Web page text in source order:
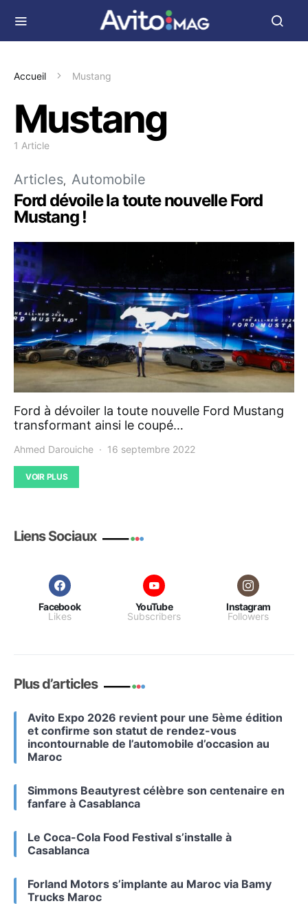
Accueil Mustang
Mustang
1 Article
Articles Automobile
Ford dévoile la toute nouvelle Ford
Mustang !
Ford à dévoiler la toute nouvelle Ford Mustang
transformant ainsi le coupé…
Ahmed Darouiche 16 septembre 2022
VOIR PLUS
Liens Sociaux
Facebook
Likes
YouTube
Subscribers
Instagram
Followers
Plus d’articles
Avito Expo 2026 revient pour une 5ème édition
et confirme son statut de rendez-vous
incontournable de l’automobile d’occasion au
Maroc
Simmons Beautyrest célèbre son centenaire en
fanfare à Casablanca
Le Coca-Cola Food Festival s’installe à
Casablanca
Forland Motors s’implante au Maroc via Bamy
Trucks Maroc